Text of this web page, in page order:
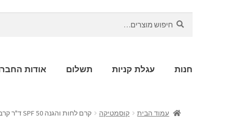
חנות עגלת קניות תשלום אודות
עמוד הבית קוסמטיקה קרם לחות והגנה 50 SPF ד"ר קרבלניק 120 מ"ל